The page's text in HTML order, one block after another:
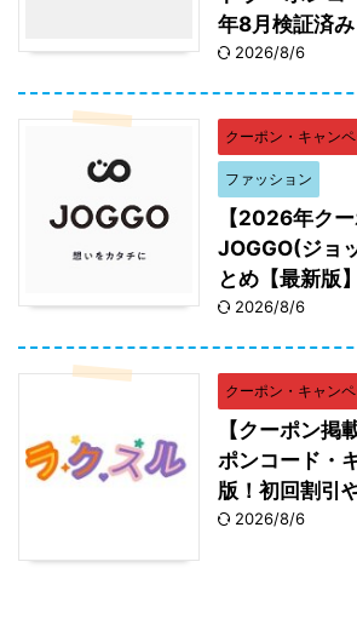
年8月検証済み
2026/8/6
クーポン・キャン
ファッション
【2026年クー
JOGGO(ジョ
とめ【最新版】
2026/8/6
クーポン・キャン
【クーポン掲
ポンコード・
版！初回割引
2026/8/6